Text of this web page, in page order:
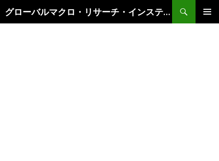
グローバルマクロ・リサーチ・インスティテュート
索